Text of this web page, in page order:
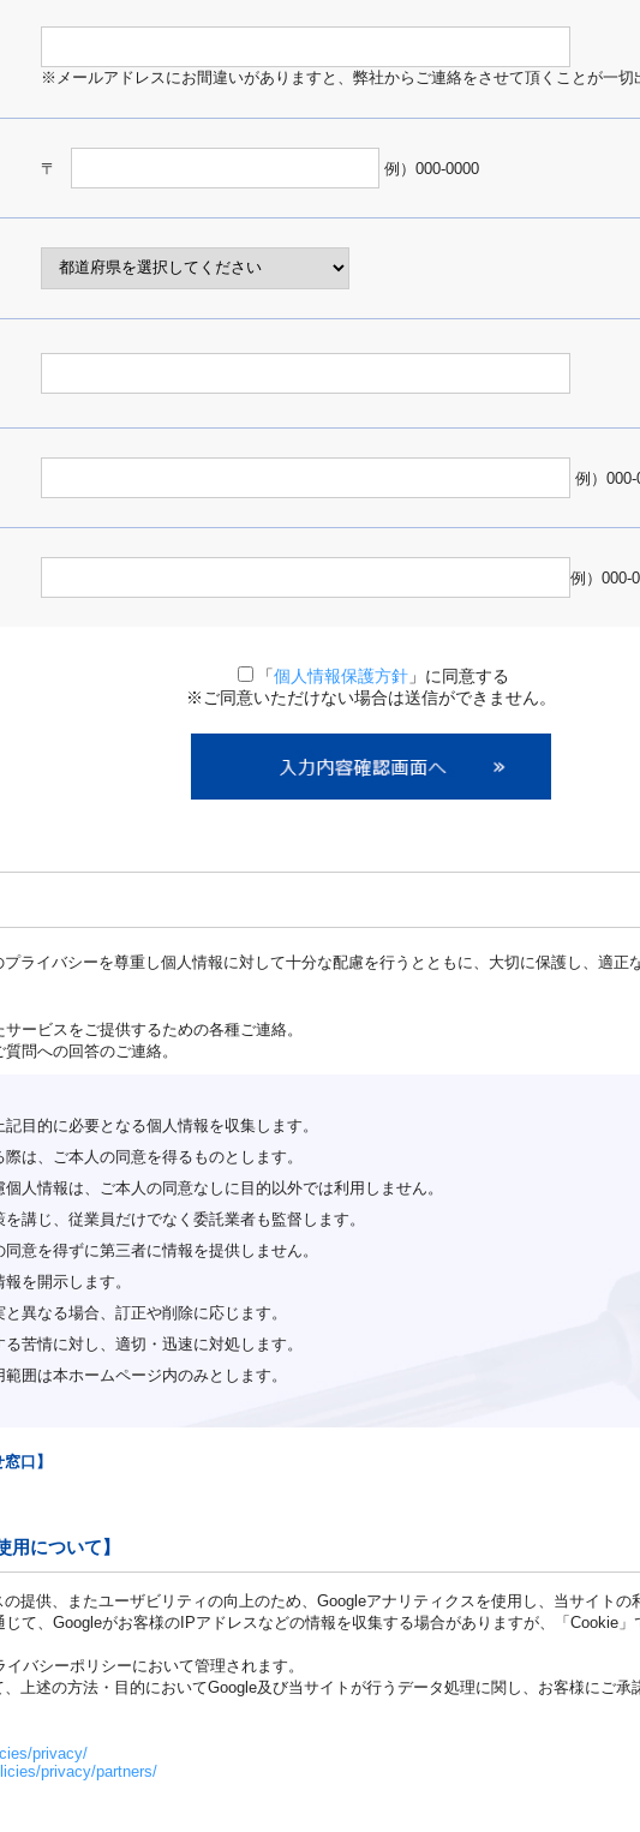
※メールアドレスにお間違いがありますと、弊社からご連絡をさせて頂くことが一切
〒 例）000-0000
例）
例）000-
「個人情報保護方針 」に同意する
※ご同意いただけない場合は送信ができません。
ライバシーを尊重し個人情報に対して十分な配慮を行うとともに、大切に保護し、適正
ービスをご提供するための各種ご連絡。
問への回答のご連絡。
目的に必要となる個人情報を収集します。
は、ご本人の同意を得るものとします。
人情報は、ご本人の同意なしに目的以外では利用しません。
講じ、従業員だけでなく委託業者も監督します。
意を得ずに第三者に情報を提供しません。
を開示します。
異なる場合、訂正や削除に応じます。
苦情に対し、適切・迅速に対処します。
囲は本ホームページ内のみとします。
口】
用について】
提供、またユーザビリティの向上のため、Googleアナリティクスを使用し、当サイト
て、Googleがお客様のIPアドレスなどの情報を収集する場合がありますが、「Cookie
バシーポリシーにおいて管理されます。
上述の方法・目的においてGoogle及び当サイトが行うデータ処理に関し、お客様にご承
privacy/
privacy/partners/